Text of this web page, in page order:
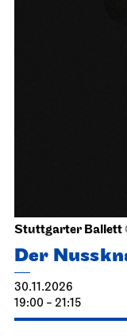
Stuttgarter Ballett
Der
30.11.2026
19:00 - 21:15